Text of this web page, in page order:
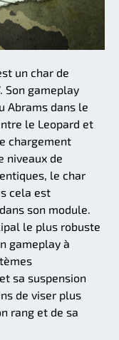
un char de
Son gameplay
Abrams dans le
le Leopard et
chargement
niveaux de
le char
cela est
son module.
le plus robuste
gameplay à
sa suspension
de viser plus
rang et de sa